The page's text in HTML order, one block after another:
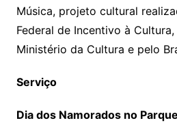
Música, projeto cultural
Federal de Incentivo à
Ministério da Cultura e pelo
Serviço
Dia dos Namorados no